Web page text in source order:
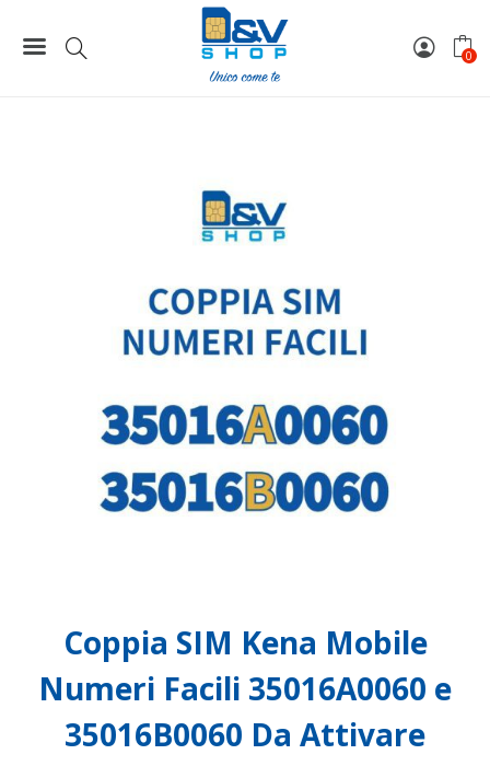
0
Coppie / Tris / Cinquina SIM
Coppia SIM Kena Mobile Numeri Facili 35016A0060 e
35016B0060 Da Attivare
Coppia SIM Kena Mobile
Numeri Facili 35016A0060 e
35016B0060 Da Attivare